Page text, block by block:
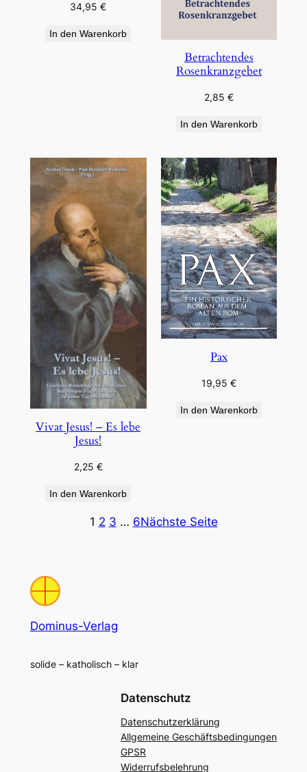
34,95€
In den Warenkorb
Betrachtendes
Rosenkranzgebet
2,85 €
In den Warenkorb
Vivat Jesus! – Es lebe
Jesus!
2,25 €
In den Warenkorb
Pax
19,95 €
In den Warenkorb
1 2 3 … 6Nächste Seite
Dominus-Verlag
solide – katholisch – klar
Datenschutz
Datenschutzerklärung
Allgemeine Geschäftsbedingungen
GPSR
Widerrufsbelehrung